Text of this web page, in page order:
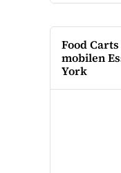
Food
mobilen
York